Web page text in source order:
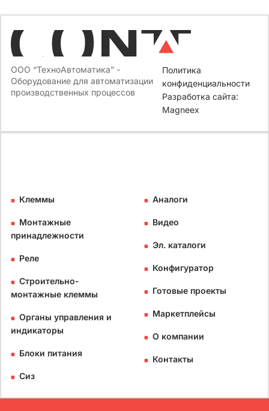
ООО “ТехноАвтоматика” -
Оборудование для автоматизации
производственных процессов
Политика
конфиденциальности
Разработка сайта:
Magneex
Клеммы
Монтажные
принадлежности
Реле
Строительно-
монтажные клеммы
Органы управления и
индикаторы
Блоки питания
Сиз
Аналоги
Видео
Эл. каталоги
Конфигуратор
Готовые проекты
Маркетплейсы
О компании
Контакты